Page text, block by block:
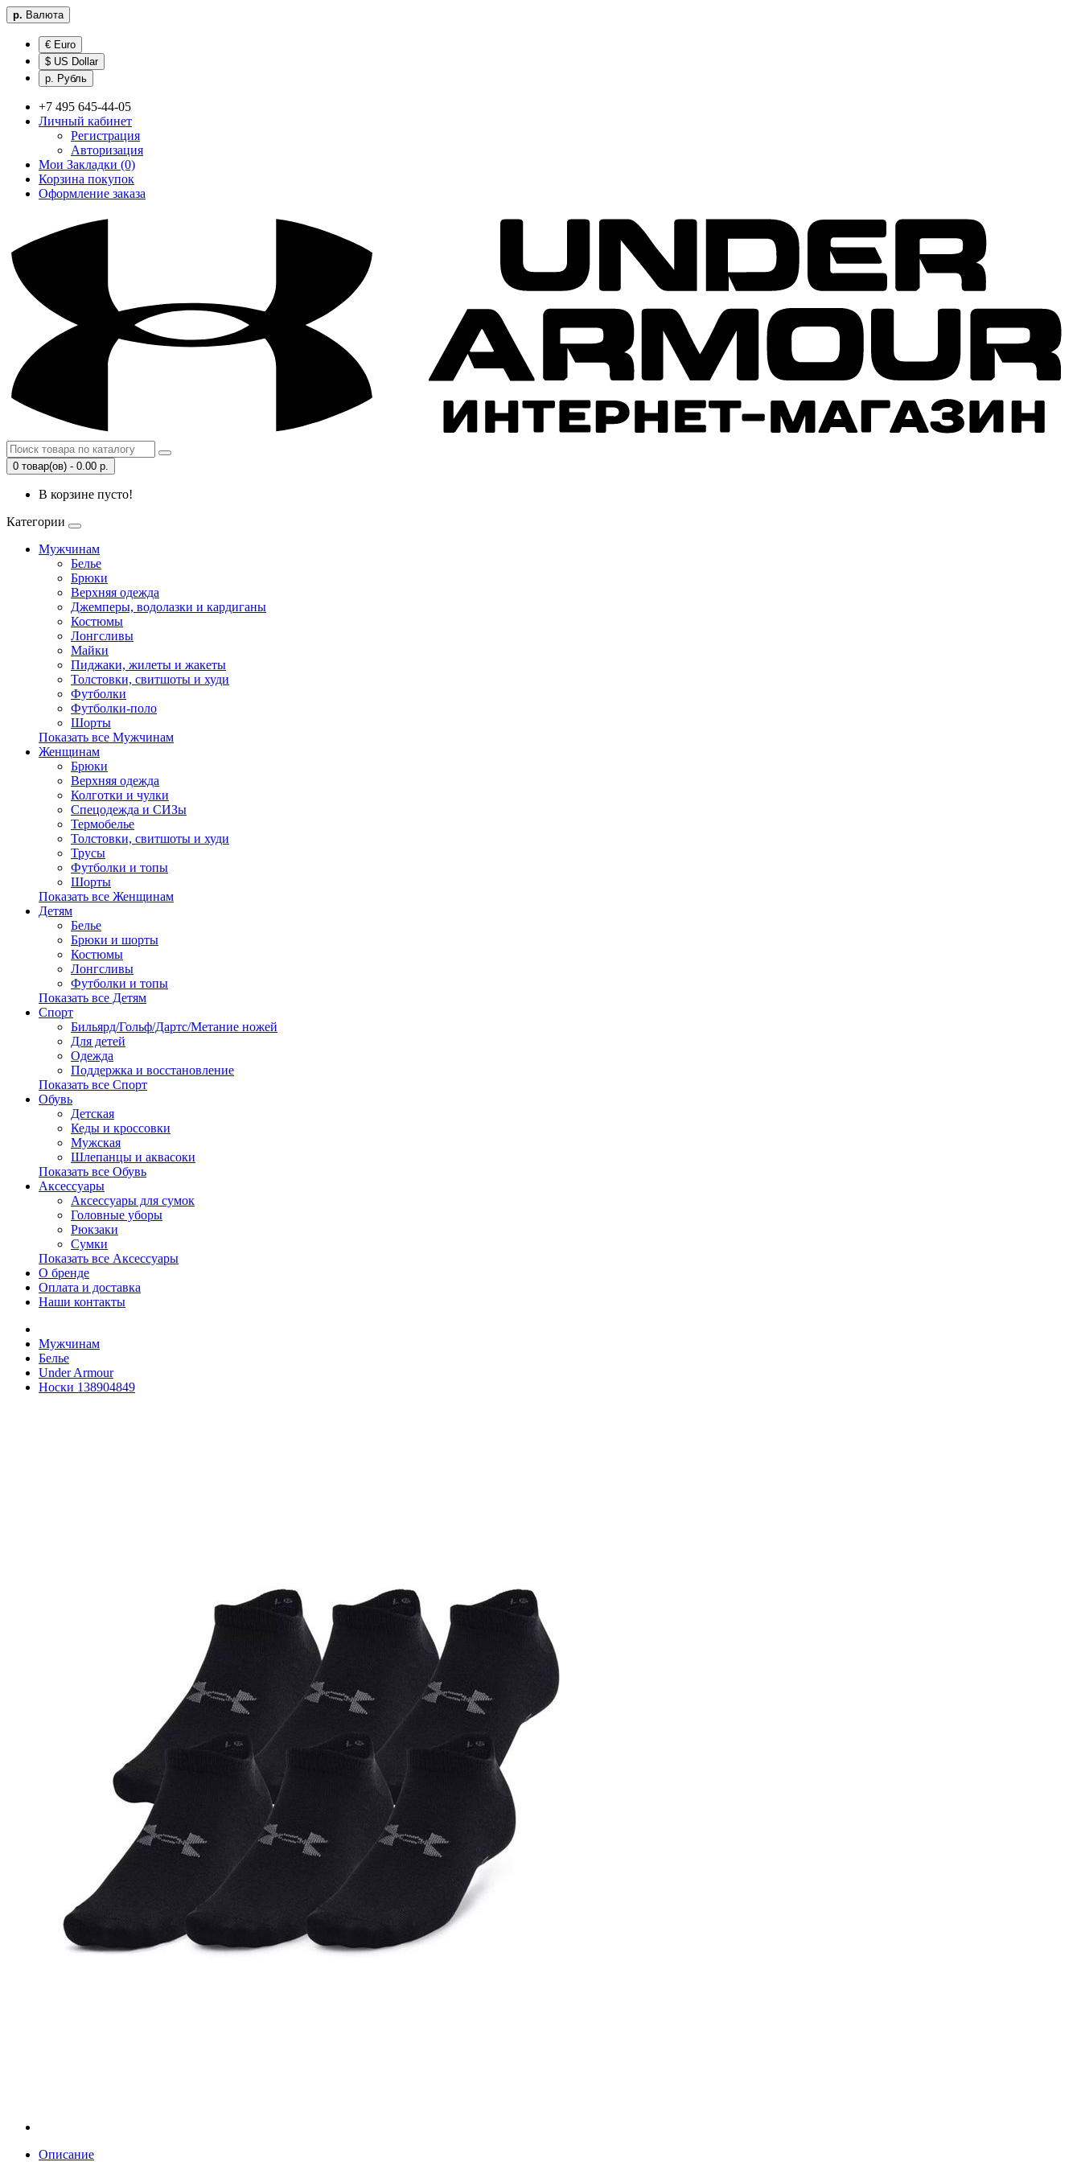
р. Валюта
€ Euro
$ US Dollar
р. Рубль
+7 495 645-44-05
Личный кабинет
Регистрация
Авторизация
Мои Закладки (0)
Корзина покупок
Оформление заказа
0 товар(ов) - 0.00 р.
В корзине пусто!
Категории
Мужчинам
Белье
Брюки
Верхняя одежда
Джемперы, водолазки и кардиганы
Костюмы
Лонгсливы
Майки
Пиджаки, жилеты и жакеты
Толстовки, свитшоты и худи
Футболки
Футболки-поло
Шорты
Показать все Мужчинам
Женщинам
Брюки
Верхняя одежда
Колготки и чулки
Спецодежда и СИЗы
Термобелье
Толстовки, свитшоты и худи
Трусы
Футболки и топы
Шорты
Показать все Женщинам
Детям
Белье
Брюки и шорты
Костюмы
Лонгсливы
Футболки и топы
Показать все Детям
Спорт
Бильярд/Гольф/Дартс/Метание ножей
Для детей
Одежда
Поддержка и восстановление
Показать все Спорт
Обувь
Детская
Кеды и кроссовки
Мужская
Шлепанцы и аквасоки
Показать все Обувь
Аксессуары
Аксессуары для сумок
Головные уборы
Рюкзаки
Сумки
Показать все Аксессуары
О бренде
Оплата и доставка
Наши контакты
Мужчинам
Белье
Under Armour
Носки 138904849
Описание